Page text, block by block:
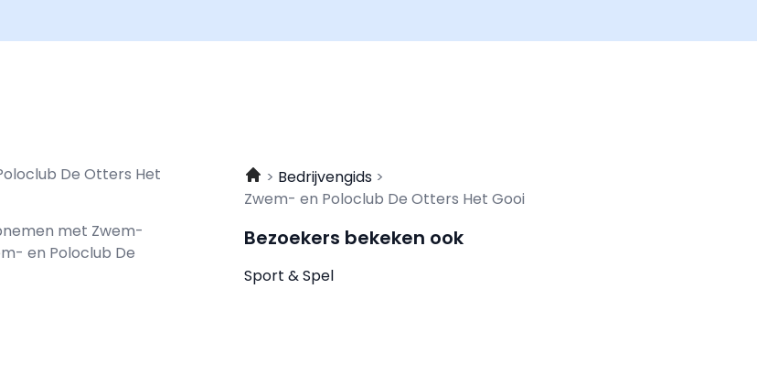
De Otters Het
met Zwem-
en Poloclub De
Bedrijvengids
Zwem- en Poloclub De Otters Het Gooi
Bezoekers bekeken ook
Sport & Spel